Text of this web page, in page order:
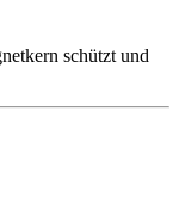
schützt und